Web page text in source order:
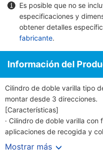
Es posible que no se
especificaciones y
obtener detalles
fabricante.
Información del
Cilindro de doble varilla tipo
montar desde 3 direcciones.
[Características]
· Cilindro de doble varilla
aplicaciones de recogida y
· El interruptor automático se
Mostrar más